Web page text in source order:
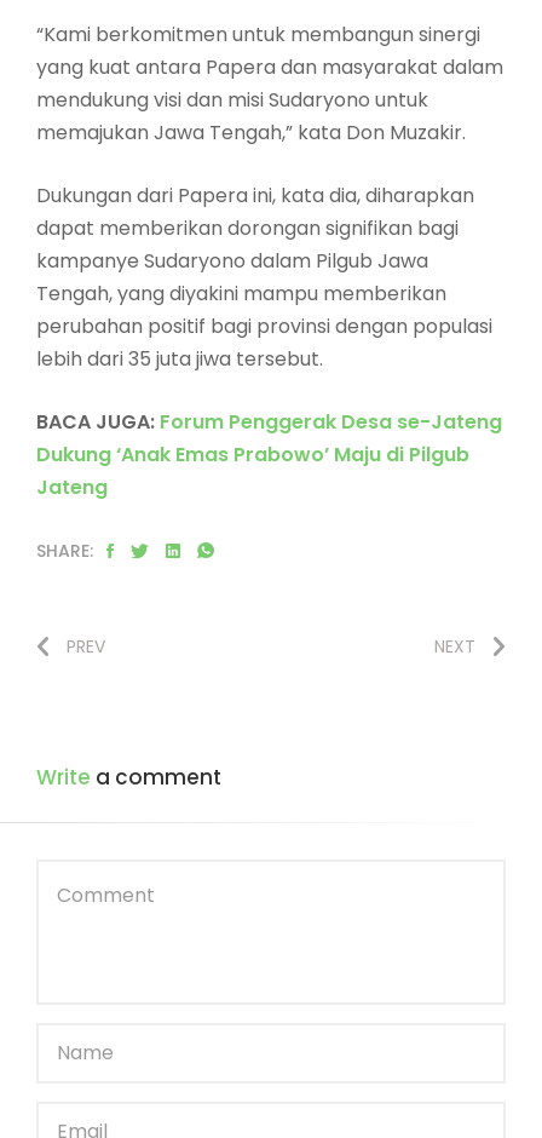
“Kami berkomitmen untuk membangun sinergi
yang kuat antara Papera dan masyarakat dalam
mendukung visi dan misi Sudaryono untuk
memajukan Jawa Tengah,” kata Don Muzakir.
Dukungan dari Papera ini, kata dia, diharapkan
dapat memberikan dorongan signifikan bagi
kampanye Sudaryono dalam Pilgub Jawa
Tengah, yang diyakini mampu memberikan
perubahan positif bagi provinsi dengan populasi
lebih dari 35 juta jiwa tersebut.
BACA JUGA: Forum Penggerak Desa se-Jateng
Dukung ‘Anak Emas Prabowo’ Maju di Pilgub
Jateng
SHARE:
PREV NEXT
Write a comment